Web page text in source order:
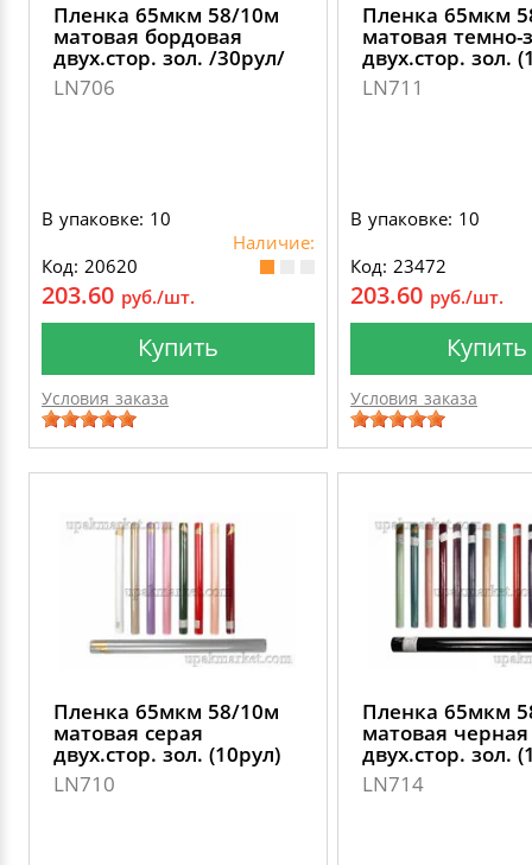
Пленка 65мкм 58/10м
матовая бордовая
двух.стор. зол. /30рул/
LN706
В упаковке: 10
Наличие:
Код: 20620
203.60 руб./шт.
Купить
Условия заказа
Пленка 65мкм
матовая темно-
двух.стор. зол.
LN711
В упаковке: 10
Код: 23472
203.60 руб./шт.
Купить
Условия заказа
Пленка 65мкм 58/10м
матовая серая
двух.стор. зол. (10рул)
LN710
Пленка 65мкм
матовая черная
двух.стор. зол.
LN714